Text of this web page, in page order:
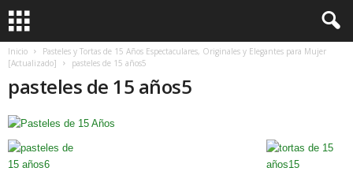
Inicio
Pasteles y Tortas de 15 Años Espectaculares, Originales y Elegantes para Mujer
[Actualizado]
pasteles de 15 años5
pasteles de 15 años5